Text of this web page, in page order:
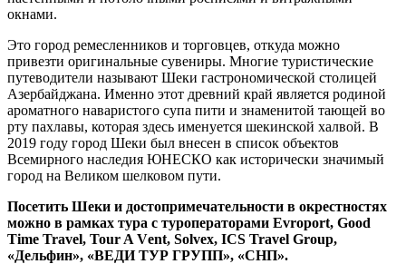
окнами.
Это город ремесленников и торговцев, откуда можно
привезти оригинальные сувениры. Многие туристические
путеводители называют Шеки гастрономической столицей
Азербайджана. Именно этот древний край является родиной
ароматного наваристого супа пити и знаменитой тающей во
рту пахлавы, которая здесь именуется шекинской халвой. В
2019 году город Шеки был внесен в список объектов
Всемирного наследия ЮНЕСКО как исторически значимый
город на Великом шелковом пути.
Посетить Шеки и достопримечательности в окрестностях
можно в рамках тура с туроператорами Evroport, Good
Time Travel, Tour A Vеnt, Solvex, ICS Travel Group,
«Дельфин», «ВЕДИ ТУР ГРУПП», «СНП».